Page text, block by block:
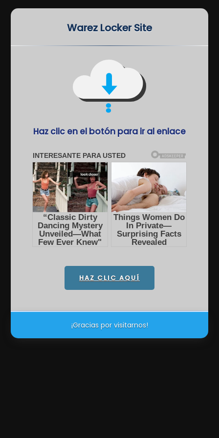
Warez Locker Site
Haz clic en el botón para ir al enlace
HAZ CLIC AQUÍ
¡Gracias por visitarnos!